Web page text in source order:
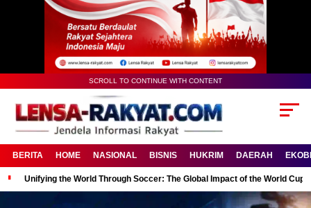
SCROLL TO CONTINUE WITH CONTENT
BERITA HOME NASIONAL BISNIS HUKRIM DAERAH
Unifying the World Through Soccer: The Global Impact of the World Cup